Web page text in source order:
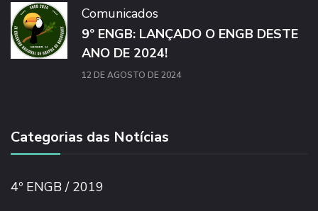
Comunicados
9º ENGB: LANÇADO O ENGB DESTE
ANO DE 2024!
12 DE AGOSTO DE 2024
Categorias das Notícias
4º ENGB / 2019